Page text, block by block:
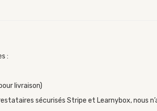
:
livraison)
sécurisés Stripe et Learnybox, nous